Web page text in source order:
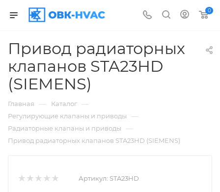
0
Привод радиаторных
клапанов STA23HD
(SIEMENS)
Главная — Каталог —
Регулирующие клапаны и приводы —
Радиаторные клапаны и приводы —
Привод радиаторных клапанов STA23HD (SIEMENS)
Артикул: STA23HD